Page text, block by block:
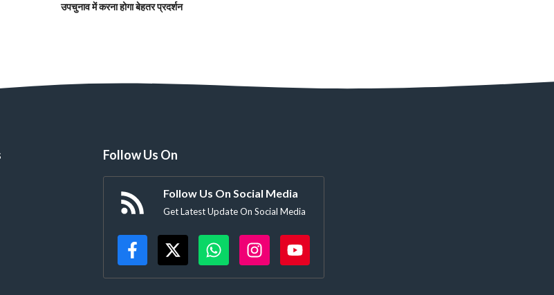
उपचुनाव में करना होगा बेहतर प्रदर्शन
Follow Us On
Follow Us On Social Media
Get Latest Update On Social Media